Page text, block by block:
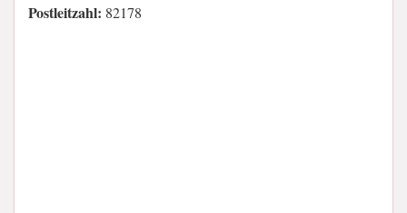
Postleitzahl: 82178